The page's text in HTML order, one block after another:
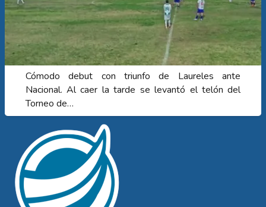
Cómodo debut con triunfo de Laureles ante
Nacional. Al caer la tarde se levantó el telón del
Torneo de…